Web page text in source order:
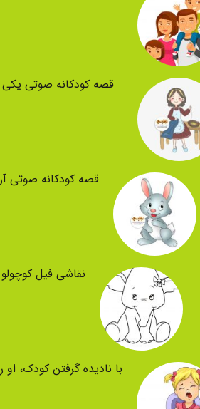
قصه کودکانه صوتی یکی
قصه کودکانه صوتی
نقاشی فیل
با نادیده گرفتن کودک، او